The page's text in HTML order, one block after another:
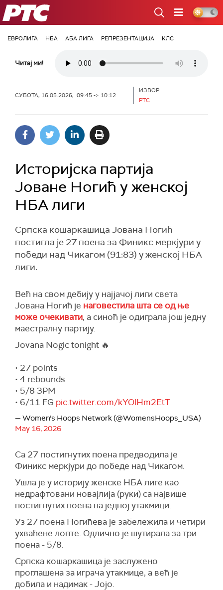
РТС
ЕВРОЛИГА НБА АБА ЛИГА РЕПРЕЗЕНТАЦИЈА КЛС
Читај ми!
СУБОТА, 16.05.2026, 09:45 -> 10:12
ИЗВОР:
РТС
Историјска партија
Јоване Ногић у женској
НБА лиги
Српска кошаркашица Јована Ногић
постигла је 27 поена за Финикс меркјури у
победи над Чикагом (91:83) у женској НБА
лиги.
Већ на свом дебију у најјачој лиги света
Јована Ногић је наговестила шта се од ње
може очекивати, а синоћ је одиграла још једну
маестралну партију.
Jovana Nogic tonight 🔥
• 27 points
• 4 rebounds
• 5/8 3PM
• 6/11 FG pic.twitter.com/kYOlHm2EtT
— Women’s Hoops Network (@WomensHoops_USA)
May 16, 2026
Са 27 постигнутих поена предводила је
Финикс меркјури до победе над Чикагом.
Ушла је у историју женске НБА лиге као
недрафтовани новајлија (руки) са највише
постигнутих поена на једној утакмици.
Уз 27 поена Ногићева је забележила и четири
ухваћене лопте. Одлично је шутирала за три
поена - 5/8.
Српска кошаркашица је заслужено
проглашена за играча утакмице, а већ је
добила и надимак - Јојо.